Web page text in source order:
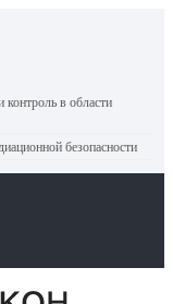
контроль в области
безопасности